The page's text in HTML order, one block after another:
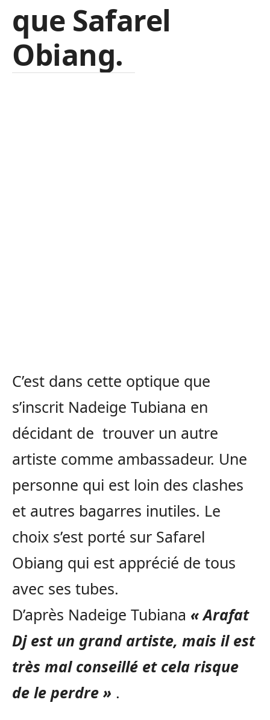
que Safarel
Obiang.
C’est dans cette optique que
s’inscrit Nadeige Tubiana en
décidant de trouver un autre
artiste comme ambassadeur. Une
personne qui est loin des clashes
et autres bagarres inutiles. Le
choix s’est porté sur Safarel
Obiang qui est apprécié de tous
avec ses tubes.
D’après Nadeige Tubiana « Arafat
Dj est un grand artiste, mais il est
très mal conseillé et cela risque
de le perdre » .